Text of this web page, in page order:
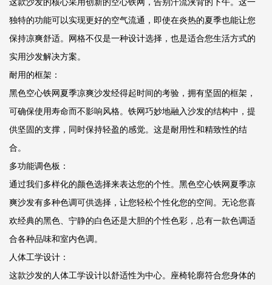
这款沙发的核心采用创新的空心铁网，告别汗流浃背的下午。这一
独特的功能可以实现更好的空气流通，即使在炎热的夏季也能让您
保持凉爽舒适。网格不仅是一种设计选择，也是适合您生活方式的
实用沙发解决方案。
耐用的框架：
黑色空心铁网夏季凉爽沙发经得起时间的考验，拥有坚固的框架，
可确保使用寿命而不影响风格。铁网巧妙地融入沙发的结构中，提
供坚固的支撑，同时保持轻盈的感觉。这是耐用性和精致性的结
合。
多功能调色板：
通过我们多样化的颜色选择来表达您的个性。黑色空心铁网夏季凉
爽沙发有多种色调可供选择，让您轻松个性化您的空间。无论您喜
欢经典的黑色、宁静的白色还是大胆的个性色彩，总有一款色调适
合各种品味和室内色调。
人体工学设计：
这款沙发的人体工学设计以舒适性为中心。座椅轮廓符合您身体的